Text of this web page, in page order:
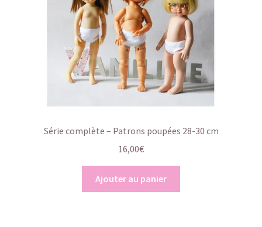
Série complète – Patrons poupées 28-30 cm
16,00€
Ajouter au panier